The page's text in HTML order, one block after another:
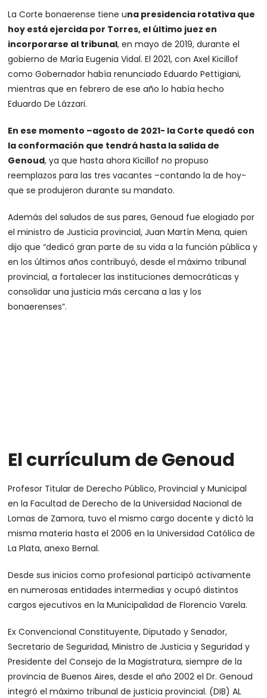
La Corte bonaerense tiene una presidencia rotativa que
hoy está ejercida por Torres, el último juez en
incorporarse al tribunal, en mayo de 2019, durante el
gobierno de María Eugenia Vidal. El 2021, con Axel Kicillof
como Gobernador había renunciado Eduardo Pettigiani,
mientras que en febrero de ese año lo había hecho
Eduardo De Lázzari.
En ese momento –agosto de 2021- la Corte quedó con
la conformación que tendrá hasta la salida de
Genoud, ya que hasta ahora Kicillof no propuso
reemplazos para las tres vacantes –contando la de hoy-
que se produjeron durante su mandato.
Además del saludos de sus pares, Genoud fue elogiado por
el ministro de Justicia provincial, Juan Martín Mena, quien
dijo que “dedicó gran parte de su vida a la función pública y
en los últimos años contribuyó, desde el máximo tribunal
provincial, a fortalecer las instituciones democráticas y
consolidar una justicia más cercana a las y los
bonaerenses”.
El currículum de Genoud
Profesor Titular de Derecho Público, Provincial y Municipal
en la Facultad de Derecho de la Universidad Nacional de
Lomas de Zamora, tuvo el mismo cargo docente y dictó la
misma materia hasta el 2006 en la Universidad Católica de
La Plata, anexo Bernal.
Desde sus inicios como profesional participó activamente
en numerosas entidades intermedias y ocupó distintos
cargos ejecutivos en la Municipalidad de Florencio Varela.
Ex Convencional Constituyente, Diputado y Senador,
Secretario de Seguridad, Ministro de Justicia y Seguridad y
Presidente del Consejo de la Magistratura, siempre de la
provincia de Buenos Aires, desde el año 2002 el Dr. Genoud
integró el máximo tribunal de justicia provincial. (DIB) AL